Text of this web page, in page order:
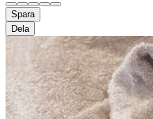
Spara
Dela